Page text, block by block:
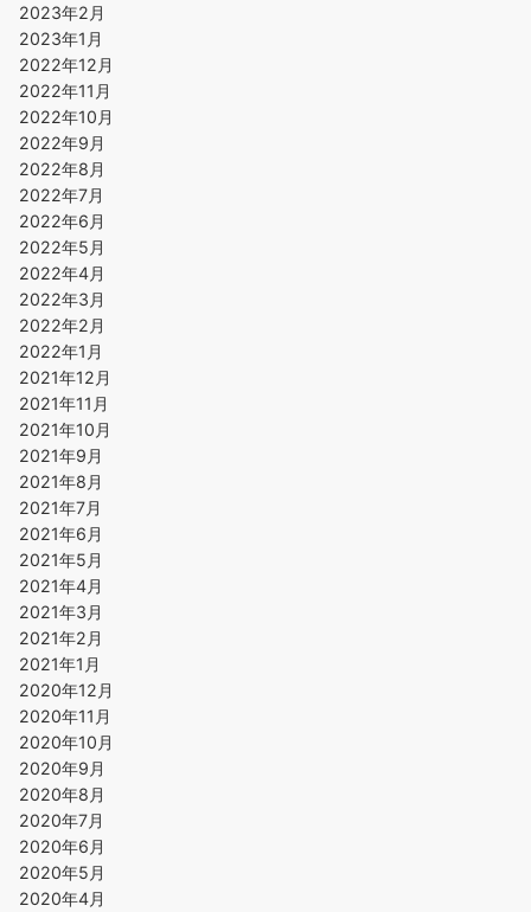
2023年2月
2023年1月
2022年12月
2022年11月
2022年10月
2022年9月
2022年8月
2022年7月
2022年6月
2022年5月
2022年4月
2022年3月
2022年2月
2022年1月
2021年12月
2021年11月
2021年10月
2021年9月
2021年8月
2021年7月
2021年6月
2021年5月
2021年4月
2021年3月
2021年2月
2021年1月
2020年12月
2020年11月
2020年10月
2020年9月
2020年8月
2020年7月
2020年6月
2020年5月
2020年4月